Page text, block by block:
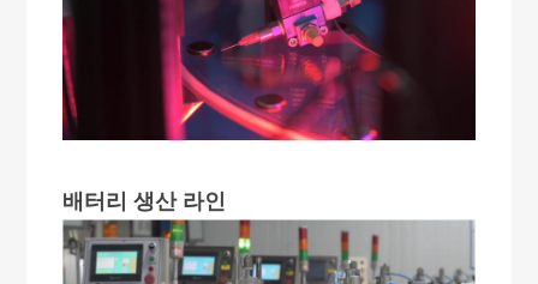
배터리 생산 라인